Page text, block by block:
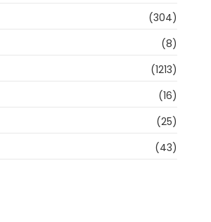
(304)
(8)
(1213)
(16)
(25)
(43)